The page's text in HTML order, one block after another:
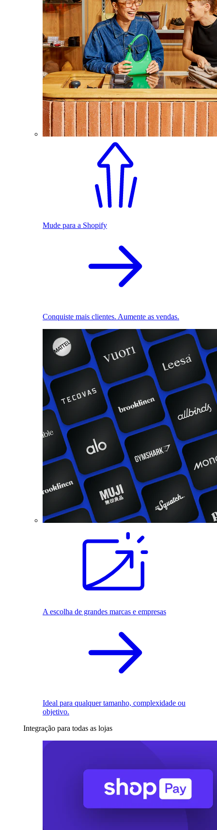
Mude para a Shopify
Conquiste mais clientes. Aumente as vendas.
A escolha de grandes marcas e empresas
Ideal para qualquer tamanho, complexidade ou
objetivo.
Integração para todas as lojas